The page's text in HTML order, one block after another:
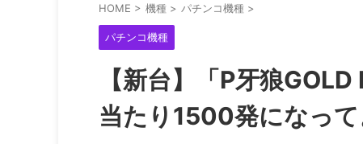
HOME > 機種 > パチンコ機種 >
パチンコ機種
【新台】「P牙狼
当たり1500発になっ